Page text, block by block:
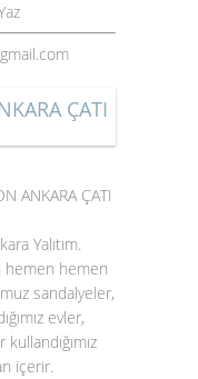
ÇATI
ANKARA ÇATI
Yalıtım.
hemen hemen
sandalyeler,
evler,
içerir.